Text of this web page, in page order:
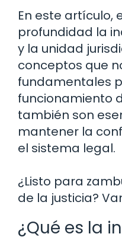
En este artículo,
profundidad la
y la unidad
conceptos que
fundamentales
funcionamiento
también son
mantener la
el sistema legal.
¿Listo para
de la justicia?
¿Qué es la